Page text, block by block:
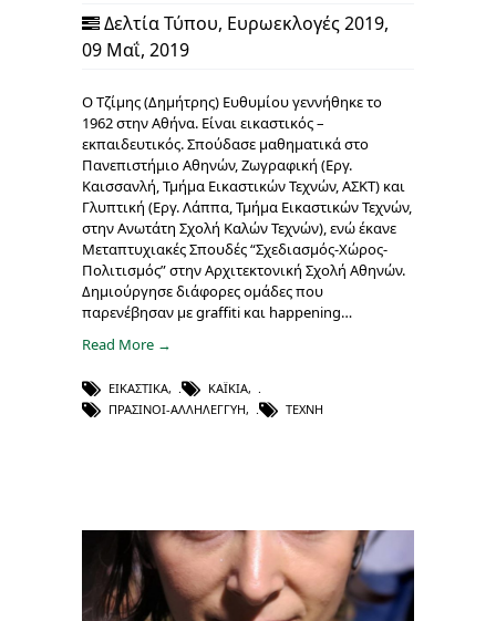
Δελτία Τύπου, Ευρωεκλογές 2019,
09 Μαΐ, 2019
Ο Τζίμης (Δημήτρης) Ευθυμίου γεννήθηκε το
1962 στην Αθήνα. Είναι εικαστικός –
εκπαιδευτικός. Σπούδασε μαθηματικά στο
Πανεπιστήμιο Αθηνών, Ζωγραφική (Εργ.
Καισσανλή, Τμήμα Εικαστικών Τεχνών, ΑΣΚΤ) και
Γλυπτική (Εργ. Λάππα, Τμήμα Εικαστικών Τεχνών,
στην Ανωτάτη Σχολή Καλών Τεχνών), ενώ έκανε
Μεταπτυχιακές Σπουδές “Σχεδιασμός-Χώρος-
Πολιτισμός” στην Αρχιτεκτονική Σχολή Αθηνών.
Δημιούργησε διάφορες ομάδες που
παρενέβησαν με graffiti και happening…
Read More →
ΕΙΚΑΣΤΙΚΆ, ΚΑΪΚΙΑ,
ΠΡΑΣΙΝΟΙ-ΑΛΛΗΛΕΓΓΥΗ, ΤΈΧΝΗ